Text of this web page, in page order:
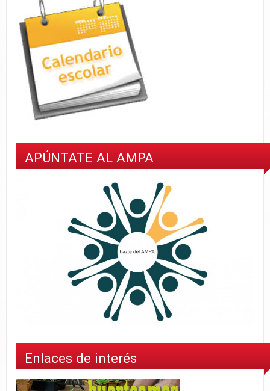
APÚNTATE AL AMPA
Enlaces de interés